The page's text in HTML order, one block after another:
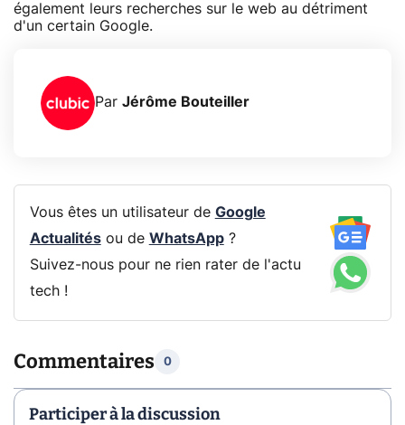
également leurs recherches sur le web au détriment
d'un certain Google.
Par Jérôme Bouteiller
Vous êtes un utilisateur de Google
Actualitésou de WhatsApp?
Suivez-nous pour ne rien rater de l'actu
tech !
Commentaires 0
Participer à la discussion